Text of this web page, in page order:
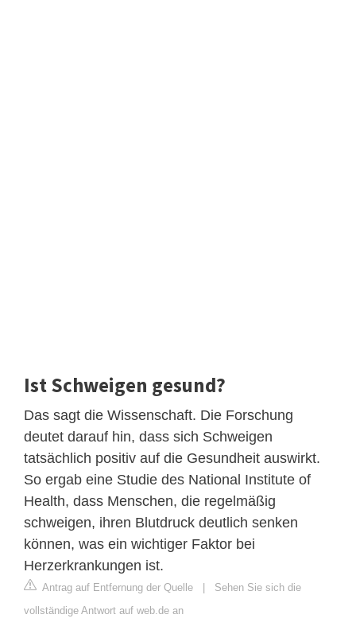
Ist Schweigen gesund?
Das sagt die Wissenschaft. Die Forschung
deutet darauf hin, dass sich Schweigen
tatsächlich positiv auf die Gesundheit auswirkt.
So ergab eine Studie des National Institute of
Health, dass Menschen, die regelmäßig
schweigen, ihren Blutdruck deutlich senken
können, was ein wichtiger Faktor bei
Herzerkrankungen ist.
Antrag auf Entfernung der Quelle | Sehen Sie sich die
vollständige Antwort auf web.de an